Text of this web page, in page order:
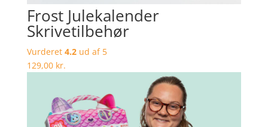
Frost Julekalender
Skrivetilbehør
Vurderet 4.2ud af 5
129,00 kr.